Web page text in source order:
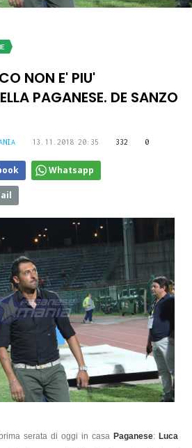
NON E' PIU'
PAGANESE. DE SANZO
13.11.2018 20:35 332 0
Whatsapp
serata di oggi in casa Paganese: Luca